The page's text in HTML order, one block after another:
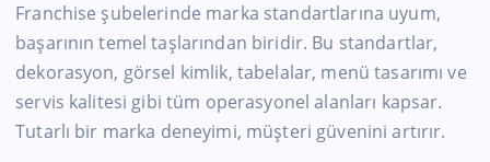
Franchise şubelerinde marka standartlarına uyum,
başarının temel taşlarından biridir. Bu standartlar,
dekorasyon, görsel kimlik, tabelalar, menü tasarımı ve
servis kalitesi gibi tüm operasyonel alanları kapsar.
Tutarlı bir marka deneyimi, müşteri güvenini artırır.